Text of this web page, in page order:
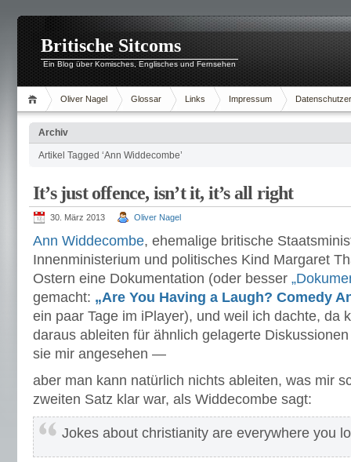
Britische Sitcoms
Ein Blog über Komisches, Englisches und Fernsehen
Oliver Nagel Glossar Links Impressum
Archiv
Artikel Tagged ‘Ann Widdecombe’
It’s just offence, isn’t it, it’s all right
30. März 2013 Oliver Nagel
Ann Widdecombe, ehemalige britische
Innenministerium und politisches Kind Margaret
Ostern eine Dokumentation (oder besser
gemacht: „Are You Having a Laugh? Comedy
ein paar Tage im iPlayer), und weil ich dachte, da
daraus ableiten für ähnlich gelagerte
sie mir angesehen —
aber man kann natürlich nichts ableiten, was mir
zweiten Satz klar war, als Widdecombe sagt:
Jokes about christianity are everywhere you